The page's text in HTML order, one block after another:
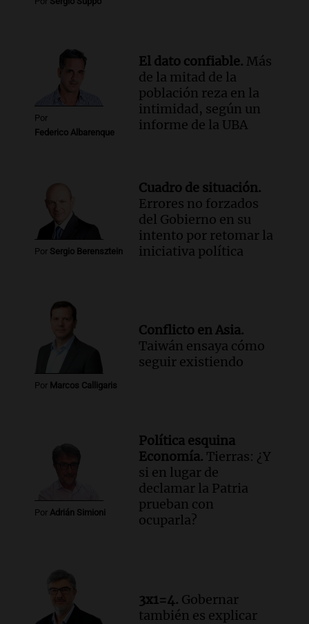
Audio.Encuentran cuerpo en el Riacho
kitesurf
Panorama Federal
Episodios
Por
Federico Albarenque
El dato confiable. Más
de la mitad de la
población reza en la
intimidad, según un
informe de la UBA
Por Sergio Berensztein
Cuadro de situación.
Errores no forzados
del Gobierno en su
intento por retomar la
iniciativa política
Por Marcos Calligaris
Conflicto en Asia.
Taiwán ensaya cómo
seguir existiendo
Por Adrián Simioni
Política esquina
Economía. Tierras: ¿Y
si en lugar de
declamar la Patria
prueban con
ocuparla?
3x1=4. Gobernar
también es explicar